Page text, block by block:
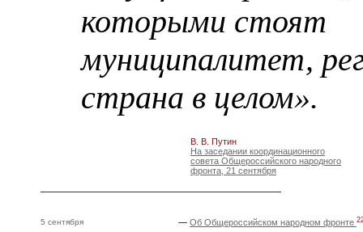
которыми стоят
муниципалитет,
страна в целом».
В. В. Путин
На заседании координационного
совета Общероссийского народного
фронта, 21 сентября
5 сентября — Об Общероссийском народном фронте